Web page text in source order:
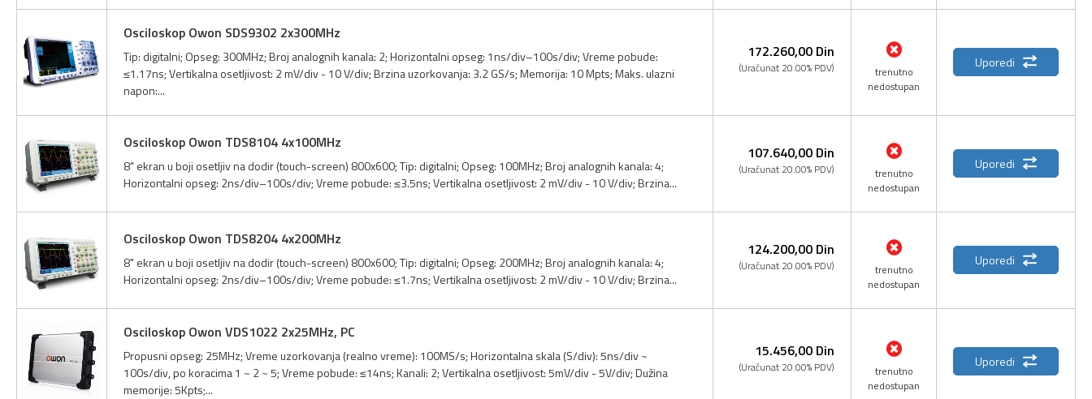
Osciloskop Owon SDS9302 2x300MHz
Tip: digitalni; Opseg: 300MHz; Broj analognih kanala: 2; Horizontalni opseg: 1ns/div–100s/div; Vreme pobude:
≤1.17ns; Vertikalna osetljivost: 2 mV/div - 10 V/div; Brzina uzorkovanja: 3.2 GS/s; Memorija: 10 Mpts; Maks. ulazni
napon:...
172.260,00 Din
(Uračunat 20.00% PDV)
trenutno
nedostupan
Uporedi
Osciloskop Owon TDS8104 4x100MHz
8" ekran u boji osetljiv na dodir (touch-screen) 800x600; Tip: digitalni; Opseg: 100MHz; Broj analognih kanala: 4;
Horizontalni opseg: 2ns/div–100s/div; Vreme pobude: ≤3.5ns; Vertikalna osetljivost: 2 mV/div - 10 V/div; Brzina...
107.640,00 Din
(Uračunat 20.00% PDV)
trenutno
nedostupan
Uporedi
Osciloskop Owon TDS8204 4x200MHz
8" ekran u boji osetljiv na dodir (touch-screen) 800x600; Tip: digitalni; Opseg: 200MHz; Broj analognih kanala: 4;
Horizontalni opseg: 2ns/div–100s/div; Vreme pobude: ≤1.7ns; Vertikalna osetljivost: 2 mV/div - 10 V/div; Brzina...
124.200,00 Din
(Uračunat 20.00% PDV)
trenutno
nedostupan
Uporedi
Osciloskop Owon VDS1022 2x25MHz, PC
Propusni opseg: 25MHz; Vreme uzorkovanja (realno vreme): 100MS/s; Horizontalna skala (S/div): 5ns/div ~
100s/div, po koracima 1 ~ 2 ~ 5; Vreme pobude: ≤14ns; Kanali: 2; Vertikalna osetljivost: 5mV/div - 5V/div; Dužina
memorije: 5Kpts;...
15.456,00 Din
(Uračunat 20.00% PDV)
trenutno
nedostupan
Uporedi